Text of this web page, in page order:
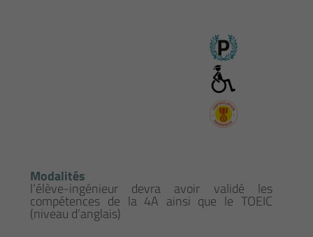
Modalités
l’élève-ingénieur devra avoir validé les
compétences de la 4A ainsi que le TOEIC
(niveau d’anglais)